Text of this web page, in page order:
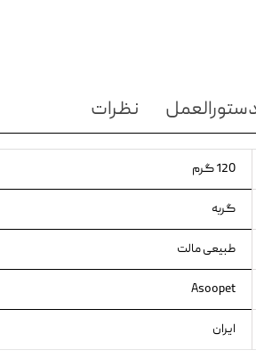
نظرات
120 گرم
گربه
طبیعی مالت
Asoopet
ایران